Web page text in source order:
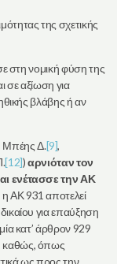
της σχετικής
στη νομική φύση της
σε αξίωση για
βλάβης ή αν
Μπέης Δ.[9],
[12])αρνιόταν τον
ενέτασσε την ΑΚ
ΑΚ 931 αποτελεί
για επαύξηση
κατ’ άρθρον 929
καθώς, όπως